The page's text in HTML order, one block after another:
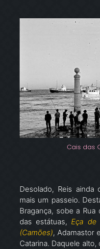
Cais das
Desolado, Reis
mais um passeio.
Bragança, sobe a
das estátuas,Eça de
(Camões), Adamastor
Catarina. Daquele alto,